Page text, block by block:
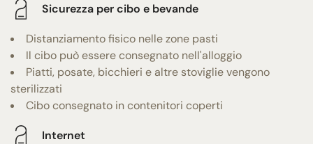
Sicurezza per cibo e bevande
Distanziamento fisico nelle zone pasti
Il cibo può essere consegnato nell'alloggio
Piatti, posate, bicchieri e altre stoviglie vengono
sterilizzati
Cibo consegnato in contenitori coperti
Internet